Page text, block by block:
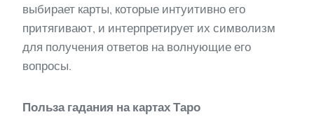
выбирает карты, которые интуитивно его
притягивают, и интерпретирует их символизм
для получения ответов на волнующие его
вопросы.
Польза гадания на картах Таро